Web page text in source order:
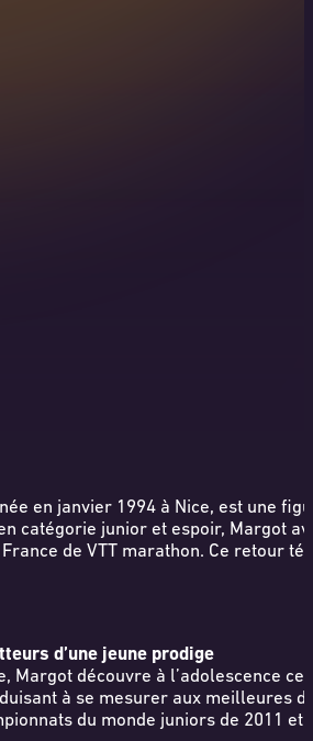
en janvier 1994 à Nice, est une
catégorie junior et espoir, Margot
de VTT marathon. Ce retour
d’une jeune prodige
Margot découvre à l’adolescence
à se mesurer aux meilleures
du monde juniors de 2011